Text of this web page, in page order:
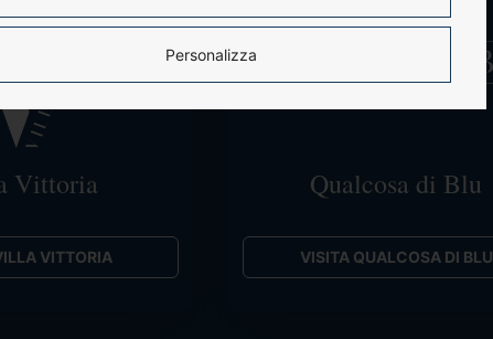
Personalizza
Vittoria
VITTORIA
Qualcosa di Blu
VISITA QUALCOSA DI BLU